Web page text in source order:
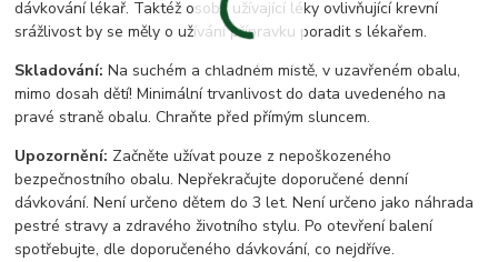
dávkování lékař. Taktéž osoby užívající léky ovlivňující krevní
srážlivost by se měly o užívání přípravku poradit s lékařem.
Skladování: Na suchém a chladném místě, v uzavřeném obalu,
mimo dosah dětí! Minimální trvanlivost do data uvedeného na
pravé straně obalu. Chraňte před přímým sluncem.
Upozornění: Začněte užívat pouze z nepoškozeného
bezpečnostního obalu. Nepřekračujte doporučené denní
dávkování. Není určeno dětem do 3 let. Není určeno jako náhrada
pestré stravy a zdravého životního stylu. Po otevření balení
spotřebujte, dle doporučeného dávkování, co nejdříve.